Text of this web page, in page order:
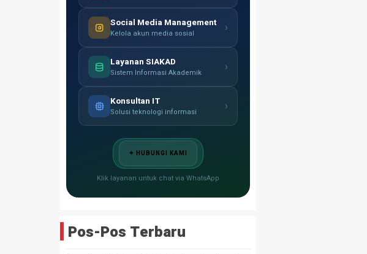
Social Media Management
Kelola akun media sosial ›
Layanan SIAKAD
Sistem Informasi Akademik ›
Konsultan IT
Solusi teknologi informasi ›
✦ HUBUNGI KAMI
Klik layanan untuk chat via WhatsApp
Pos-Pos Terbaru